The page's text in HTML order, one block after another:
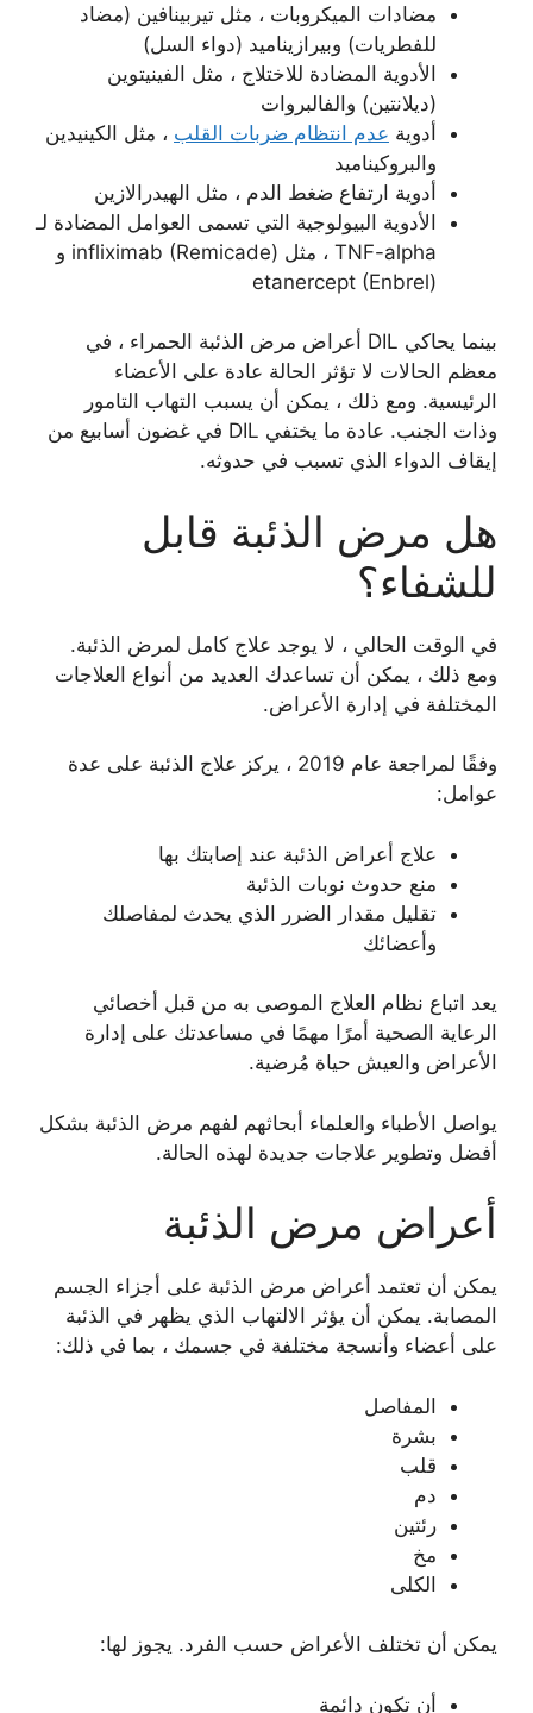
مضادات الميكروبات ، مثل تيربينافين (مضاد
للفطريات) وبيرازيناميد (دواء السل)
الأدوية المضادة للاختلاج ، مثل الفينيتوين
(ديلانتين) والفالبروات
أدوية عدم انتظام ضربات القلب ، مثل الكينيدين
والبروكيناميد
أدوية ارتفاع ضغط الدم ، مثل الهيدرالازين
الأدوية البيولوجية التي تسمى العوامل المضادة لـ
TNF-alpha ، مثل infliximab (Remicade) و
etanercept (Enbrel)
بينما يحاكي DIL أعراض مرض الذئبة الحمراء ، في
معظم الحالات لا تؤثر الحالة عادة على الأعضاء
الرئيسية. ومع ذلك ، يمكن أن يسبب التهاب التامور
وذات الجنب. عادة ما يختفي DIL في غضون أسابيع من
إيقاف الدواء الذي تسبب في حدوثه.
هل مرض الذئبة قابل
للشفاء؟
في الوقت الحالي ، لا يوجد علاج كامل لمرض الذئبة.
ومع ذلك ، يمكن أن تساعدك العديد من أنواع العلاجات
المختلفة في إدارة الأعراض.
وفقًا لمراجعة عام 2019 ، يركز علاج الذئبة على عدة
عوامل:
علاج أعراض الذئبة عند إصابتك بها
منع حدوث نوبات الذئبة
تقليل مقدار الضرر الذي يحدث لمفاصلك
وأعضائك
يعد اتباع نظام العلاج الموصى به من قبل أخصائي
الرعاية الصحية أمرًا مهمًا في مساعدتك على إدارة
الأعراض والعيش حياة مُرضية.
يواصل الأطباء والعلماء أبحاثهم لفهم مرض الذئبة بشكل
أفضل وتطوير علاجات جديدة لهذه الحالة.
أعراض مرض الذئبة
يمكن أن تعتمد أعراض مرض الذئبة على أجزاء الجسم
المصابة. يمكن أن يؤثر الالتهاب الذي يظهر في الذئبة
على أعضاء وأنسجة مختلفة في جسمك ، بما في ذلك:
المفاصل
بشرة
قلب
دم
رئتين
مخ
الكلى
يمكن أن تختلف الأعراض حسب الفرد. يجوز لها:
أن تكون دائمة